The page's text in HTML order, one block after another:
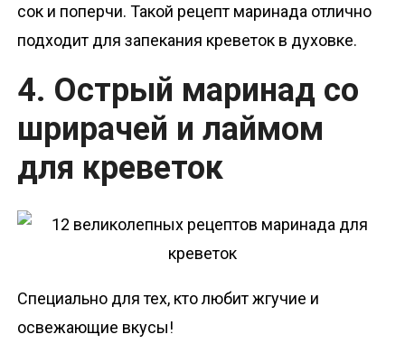
сок и поперчи. Такой рецепт маринада отлично
подходит для запекания креветок в духовке.
4. Острый маринад со
шрирачей и лаймом
для креветок
Специально для тех, кто любит жгучие и
освежающие вкусы!